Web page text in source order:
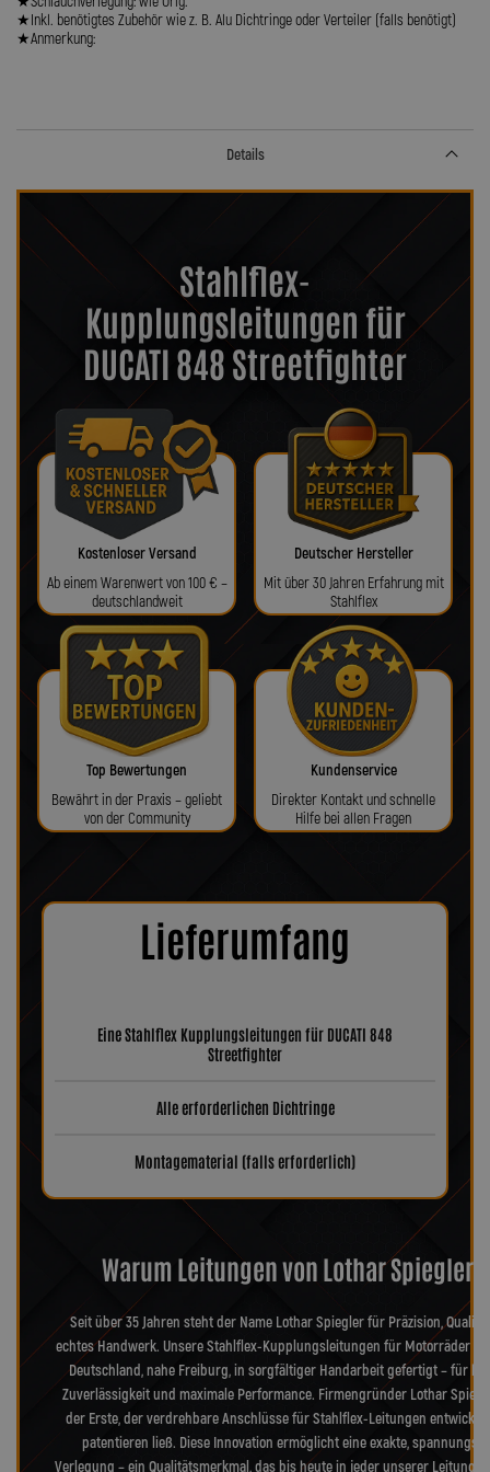
★Inkl. benötigtes Zubehör wie z. B. Alu Dichtringe oder Verteiler (falls benötigt)
★Anmerkung:
Details
Stahlflex-
Kupplungsleitungen für
DUCATI 848 Streetfighter
Kostenloser Versand
Ab einem Warenwert von 100 € –
deutschlandweit
Deutscher Hersteller
Mit über 30 Jahren Erfahrung mit
Stahlflex
Top Bewertungen
Bewährt in der Praxis – geliebt
von der Community
Kundenservice
Direkter Kontakt und schnelle
Hilfe bei allen Fragen
Lieferumfang
Eine Stahlflex Kupplungsleitungen für DUCATI 848
Streetfighter
Alle erforderlichen Dichtringe
Montagematerial (falls erforderlich)
Warum Leitungen von Lothar Spiegler?
Seit über 35 Jahren steht der Name Lothar Spiegler für Präzision,
echtes Handwerk. Unsere Stahlflex-Kupplungsleitungen für Motorräder
Deutschland, nahe Freiburg, in sorgfältiger Handarbeit gefertigt – für
Zuverlässigkeit und maximale Performance. Firmengründer Lothar
der Erste, der verdrehbare Anschlüsse für Stahlflex-Leitungen
patentieren ließ. Diese Innovation ermöglicht eine exakte,
Verlegung – ein Qualitätsmerkmal, das bis heute in jeder unserer